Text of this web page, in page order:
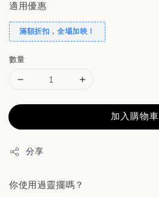
適用優惠
滿額折扣，全場加映！
數量
加入購物車
分享
你使用過靈擺嗎？